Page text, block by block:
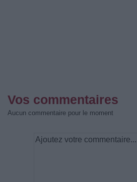
Vos commentaires
Aucun commentaire pour le moment